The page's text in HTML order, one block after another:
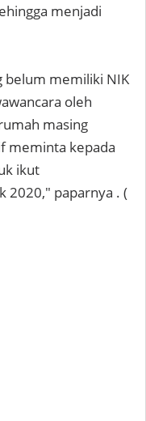
menjadi
belum memiliki NIK
oleh
masing
meminta kepada
ikut
2020," paparnya . (